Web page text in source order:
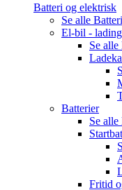
Batteri og elektrisk
Se alle
El-bil - lading
Se alle
Batterier
Se alle
Fritid